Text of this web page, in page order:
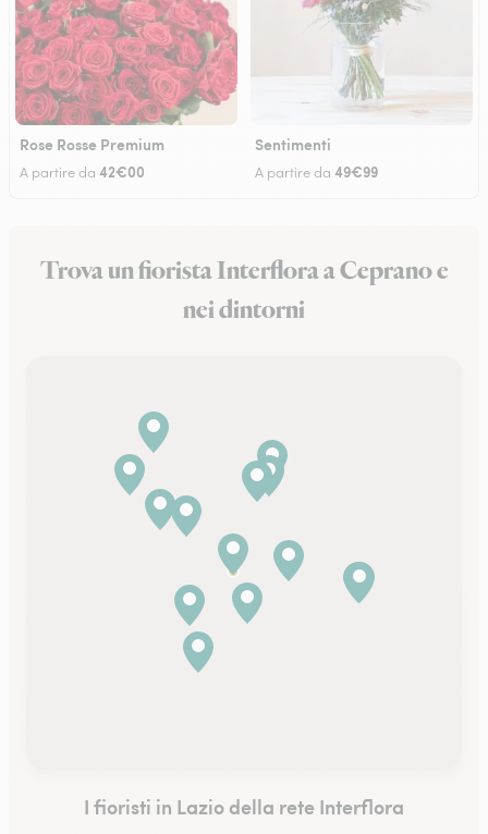
Rose Rosse Premium
A partire da 42€00
Sentimenti
A partire da 49€99
Trova un fiorista Interflora a Ceprano e
nei dintorni
I fioristi in Lazio della rete Interflora